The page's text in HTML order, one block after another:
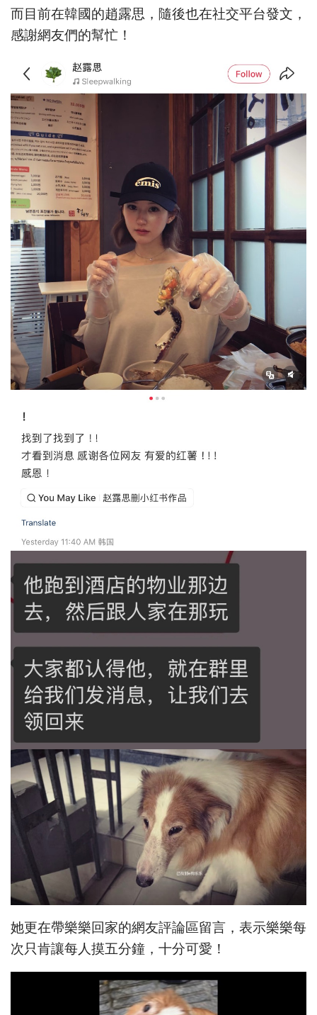
而目前在韓國的趙露思，隨後也在社交平台發文，
感謝網友們的幫忙！
她更在帶樂樂回家的網友評論區留言，表示樂樂每
次只肯讓每人摸五分鐘，十分可愛！